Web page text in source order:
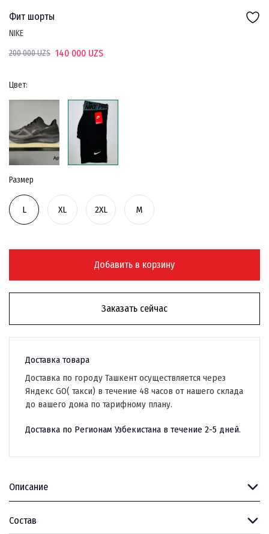
Фит шорты
NIKE
200 000 UZS 140 000 UZS
Цвет:
Размер
L XL 2XL M
Добавить в корзину
Заказать сейчас
Доставка товара
Доставка по городу Ташкент осуществляется через
Яндекс GO( такси) в течение 48 часов от нашего склада
до вашего дома по тарифному плану.
Доставка по Регионам Узбекистана в течение 2-5 дней.
Описание
Состав